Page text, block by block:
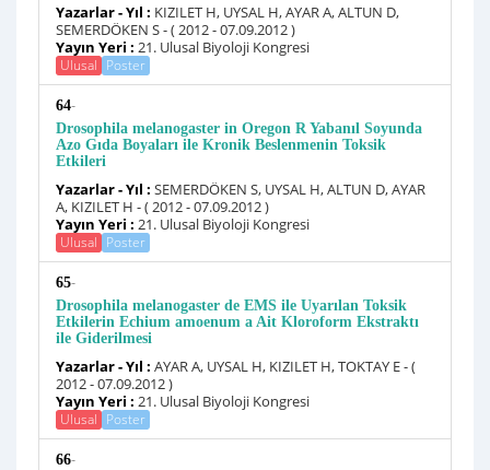
Yazarlar - Yıl : KIZILET H, UYSAL H, AYAR A, ALTUN D,
SEMERDÖKEN S - ( 2012 - 07.09.2012 )
Yayın Yeri : 21. Ulusal Biyoloji Kongresi
Ulusal Poster
64-
Drosophila melanogaster in Oregon R Yabanıl Soyunda
Azo Gıda Boyaları ile Kronik Beslenmenin Toksik
Etkileri
Yazarlar - Yıl : SEMERDÖKEN S, UYSAL H, ALTUN D, AYAR
A, KIZILET H - ( 2012 - 07.09.2012 )
Yayın Yeri : 21. Ulusal Biyoloji Kongresi
Ulusal Poster
65-
Drosophila melanogaster de EMS ile Uyarılan Toksik
Etkilerin Echium amoenum a Ait Kloroform Ekstraktı
ile Giderilmesi
Yazarlar - Yıl : AYAR A, UYSAL H, KIZILET H, TOKTAY E - (
2012 - 07.09.2012 )
Yayın Yeri : 21. Ulusal Biyoloji Kongresi
Ulusal Poster
66-